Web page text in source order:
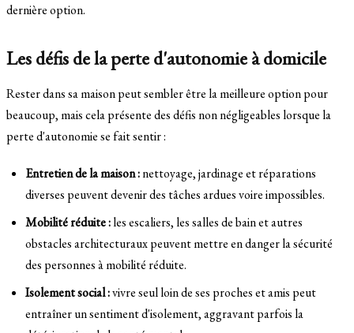
dernière option.
Les défis de la perte d'autonomie à domicile
Rester dans sa maison peut sembler être la meilleure option pour
beaucoup, mais cela présente des défis non négligeables lorsque la
perte d'autonomie se fait sentir :
Entretien de la maison :nettoyage, jardinage et réparations
diverses peuvent devenir des tâches ardues voire impossibles.
Mobilité réduite :les escaliers, les salles de bain et autres
obstacles architecturaux peuvent mettre en danger la sécurité
des personnes à mobilité réduite.
Isolement social :vivre seul loin de ses proches et amis peut
entraîner un sentiment d'isolement, aggravant parfois la